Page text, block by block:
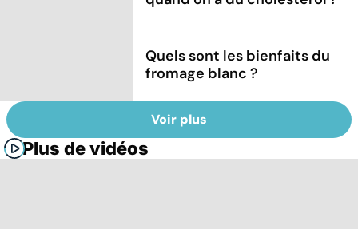
Quels sont les bienfaits du
fromage blanc ?
Voir plus
Plus de vidéos